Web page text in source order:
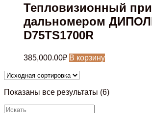
Тепловизионный
дальномером
D75TS1700R
385,000.00₽ В корзину
Показаны все результаты (6)